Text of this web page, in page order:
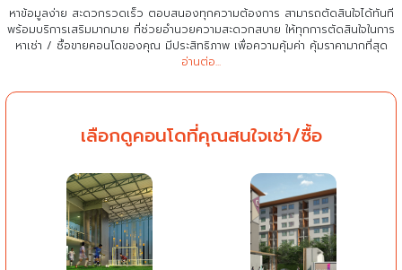
หาข้อมูลง่าย สะดวกรวดเร็ว ตอบสนองทุกความต้องการ สามารถตัดสินใจได้ทันที
พร้อมบริการเสริมมากมาย ที่ช่วยอำนวยความสะดวกสบาย ให้ทุกการตัดสินใจในการ
หาเช่า / ซื้อขายคอนโดของคุณ มีประสิทธิภาพ เพื่อความคุ้มค่า คุ้มราคามากที่สุด
อ่านต่อ...
เลือกดูคอนโดที่คุณสนใจเช่า/ซื้อ